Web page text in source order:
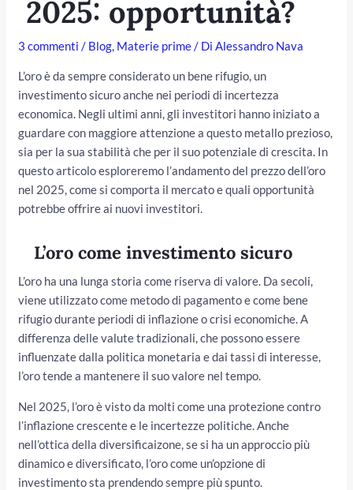
2025: opportunità?
3 commenti / Blog, Materie prime/ DiAlessandro Nava
L’oro è da sempre considerato un bene rifugio, un
investimento sicuro anche nei periodi di incertezza
economica. Negli ultimi anni, gli investitori hanno iniziato a
guardare con maggiore attenzione a questo metallo prezioso,
sia per la sua stabilità che per il suo potenziale di crescita. In
questo articolo esploreremo l’andamento del prezzo dell’oro
nel 2025, come si comporta il mercato e quali opportunità
potrebbe offrire ai nuovi investitori.
L’oro come investimento sicuro
L’oro ha una lunga storia come riserva di valore. Da secoli,
viene utilizzato come metodo di pagamento e come bene
rifugio durante periodi di inflazione o crisi economiche. A
differenza delle valute tradizionali, che possono essere
influenzate dalla politica monetaria e dai tassi di interesse,
l’oro tende a mantenere il suo valore nel tempo.
Nel 2025, l’oro è visto da molti come una protezione contro
l’inflazione crescente e le incertezze politiche. Anche
nell’ottica della diversificaizone, se si ha un approccio più
dinamico e diversificato, l’oro come un’opzione di
investimento sta prendendo sempre più spunto.